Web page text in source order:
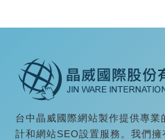
台中晶威國際網站製作提供專業
計和網站SEO設置服務。我們